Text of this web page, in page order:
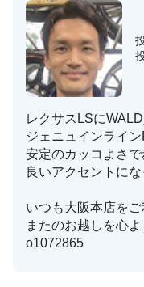
レクサスLSに
ジェニュインライ
安定のカッコよさ
良いアクセントにな
いつも大阪本店を
またのお越しを心
o1072865